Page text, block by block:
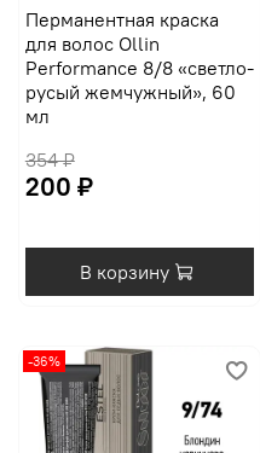
Перманентная краска
для волос Ollin
Performance 8/8 «светло-
русый жемчужный», 60
мл
354 ₽
200 ₽
В корзину
-36%